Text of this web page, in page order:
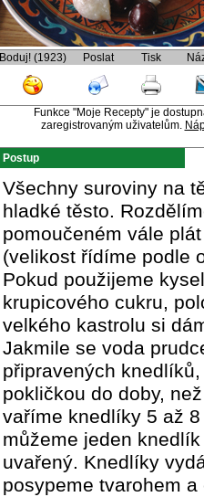
Boduj! (1923) Poslat Tisk
Funkce "Moje Recepty" je
zaregistrovaným uživatelům.
Postup
Všechny suroviny na
hladké těsto.
pomoučeném vále
(velikost řídíme podle
Pokud použijeme
krupicového cukru,
velkého kastrolu si
Jakmile se voda
připravených
pokličkou do doby,
vaříme knedlíky 5 až
můžeme jeden
uvařený. Knedlíky
posypeme tvarohem